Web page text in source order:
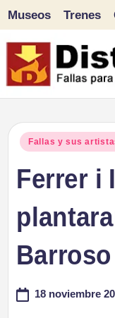
Saltar
al
Museos Trenes
Publicado
Fallas y sus
Ferrer i
Barroso
18 noviembre